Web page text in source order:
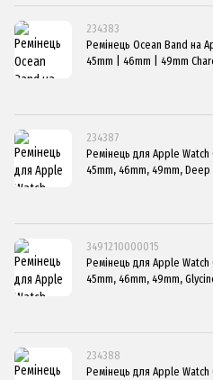
234383
Ремінець Ocean Band на
45mm | 46mm | 49mm
234387
Ремінець для Apple
45mm, 46mm, 49mm,
3491210000015
Ремінець для Apple
45mm, 46mm, 49mm,
234388
Ремінець для Apple